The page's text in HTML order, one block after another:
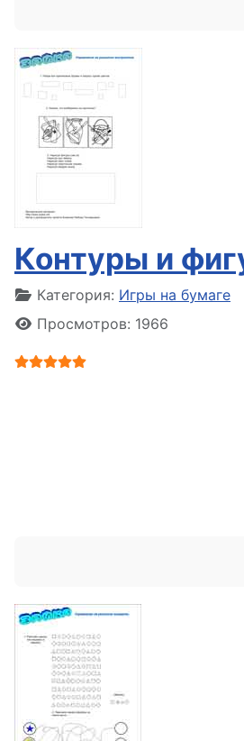
Контуры и
Информация о материале
Категория: Игры на бумаге
Просмотров: 1966
Рейтинг:5